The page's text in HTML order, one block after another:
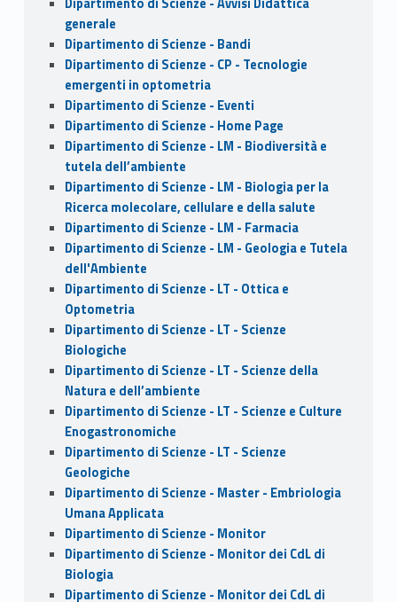
generale
Dipartimento di Scienze - Bandi
Dipartimento di Scienze - CP - Tecnologie
emergenti in optometria
Dipartimento di Scienze - Eventi
Dipartimento di Scienze - Home Page
Dipartimento di Scienze - LM - Biodiversità e
tutela dell’ambiente
Dipartimento di Scienze - LM - Biologia per la
Ricerca molecolare, cellulare e della salute
Dipartimento di Scienze - LM - Farmacia
Dipartimento di Scienze - LM - Geologia e Tutela
dell'Ambiente
Dipartimento di Scienze - LT - Ottica e
Optometria
Dipartimento di Scienze - LT - Scienze
Biologiche
Dipartimento di Scienze - LT - Scienze della
Natura e dell’ambiente
Dipartimento di Scienze - LT - Scienze e Culture
Enogastronomiche
Dipartimento di Scienze - LT - Scienze
Geologiche
Dipartimento di Scienze - Master - Embriologia
Umana Applicata
Dipartimento di Scienze - Monitor
Dipartimento di Scienze - Monitor dei CdL di
Biologia
Dipartimento di Scienze - Monitor dei CdL di